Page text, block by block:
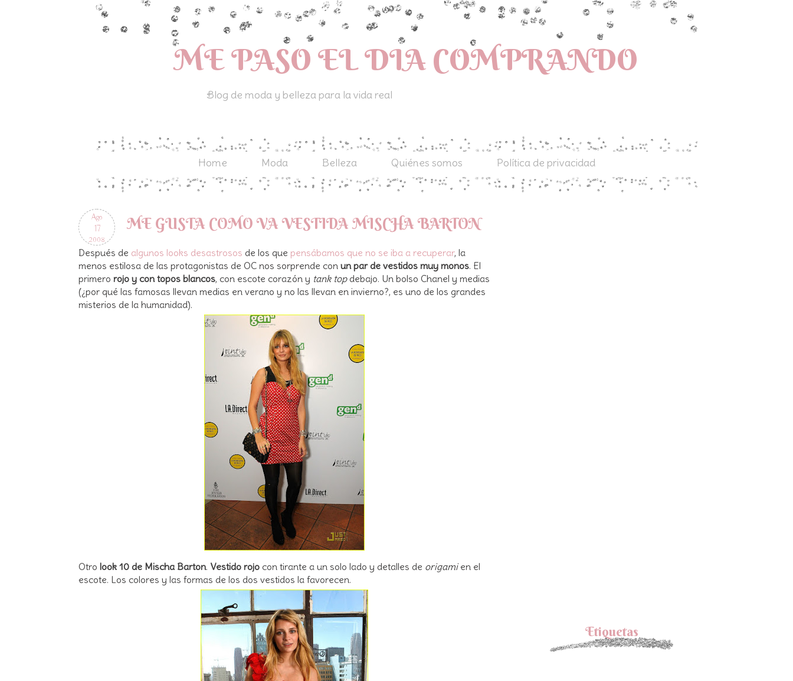
ME PASO EL DIA COMPRANDO
Blog de moda y belleza para la vida real
Home Moda Belleza Quiénes somos Política de privacidad
Ago
17
2008
ME GUSTA COMO VA VESTIDA MISCHA BARTON
Después de algunos looks desastrosos de los que pensábamos que no se iba a recuperar, la
menos estilosa de las protagonistas de OC nos sorprende con un par de vestidos muy monos. El
primero rojo y con topos blancos, con escote corazón y tank topdebajo. Un bolso Chanel y medias
(¿por qué las famosas llevan medias en verano y no las llevan en invierno?, es uno de los grandes
misterios de la humanidad).
Otro look 10 de Mischa Barton. Vestido rojo con tirante a un solo lado y detalles de origamien el
escote. Los colores y las formas de los dos vestidos la favorecen.
Etiquetas